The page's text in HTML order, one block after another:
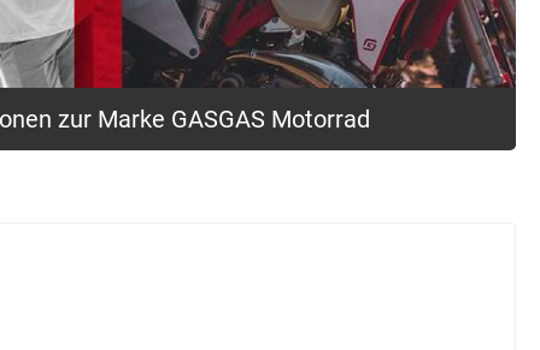
zur Marke GASGAS Motorrad